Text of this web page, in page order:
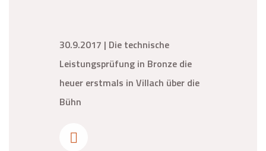
30.9.2017 | Die technische
Leistungsprüfung in Bronze die
heuer erstmals in Villach über die
Bühn